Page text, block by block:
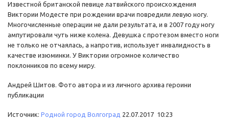
Известной британской певице латвийского происхождения
Виктории Модесте при рождении врачи повредили левую ногу.
Многочисленные операции не дали результата, и в 2007 году ногу
ампутировали чуть ниже колена. Девушка с протезом вместо ноги
не только не отчаялась, а напротив, использует инвалидность в
качестве изюминки. У Виктории огромное количество
поклонников по всему миру.
Андрей Шитов. Фото автора и из личного архива героини
публикации
Источник: Родной город Волгоград 22.07.2017 10:23